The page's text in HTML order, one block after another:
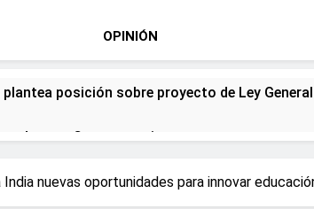
OPINIÓN
posición sobre proyecto de Ley
Juegos Centroamericanos
y Banreservas lanzan convocatoria para
nuevas oportunidades para innovar